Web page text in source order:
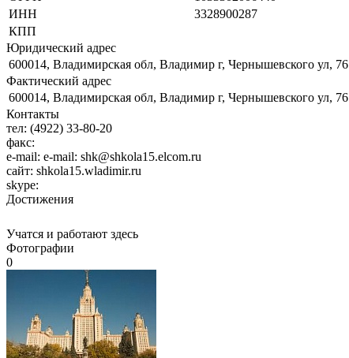
ИНН
3328900287
КПП
Юридический адрес
600014, Владимирская обл, Владимир г, Чернышевского ул, 76
Фактический адрес
600014, Владимирская обл, Владимир г, Чернышевского ул, 76
Контакты
тел: (4922) 33-80-20
факс:
e-mail: e-mail: shk@shkola15.elcom.ru
сайт: shkola15.wladimir.ru
skype:
Достижения
Учатся и работают здесь
Фотографии
0